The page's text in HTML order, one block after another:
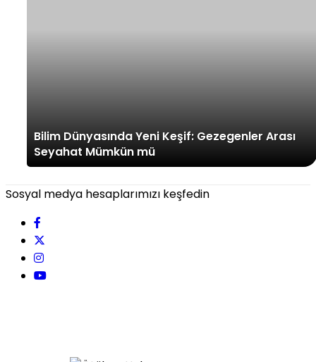
Bilim Dünyasında Yeni Keşif: Gezegenler Arası
Seyahat Mümkün mü
Sosyal medya hesaplarımızı keşfedin